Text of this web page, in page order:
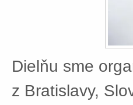
Dielňu sme
z Bratislavy,